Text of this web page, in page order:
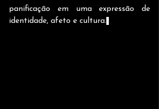
panificação em uma expressão de
identidade, afeto e cultura.